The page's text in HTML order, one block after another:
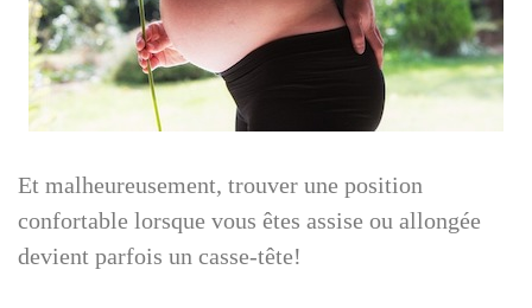
Et malheureusement, trouver une position
confortable lorsque vous êtes assise ou allongée
devient parfois un casse-tête!